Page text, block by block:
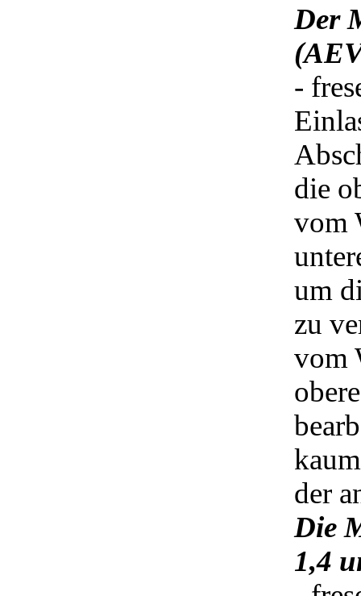
Der
-
die
vom
um
zu
vom
der
Die
1,4